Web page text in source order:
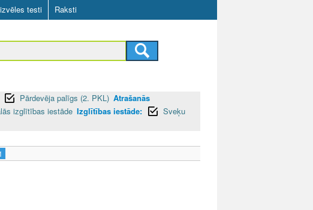
testi Raksti
Pārdevēja palīgs (2. PKL) Atrašanās
izglītības iestāde Izglītības iestāde:
Sveķu